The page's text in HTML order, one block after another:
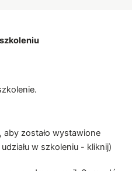
szkoleniu
aby zostało wystawione
w szkoleniu - kliknij)